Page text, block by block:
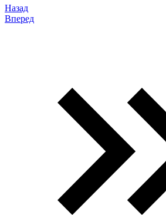
Назад
Вперед